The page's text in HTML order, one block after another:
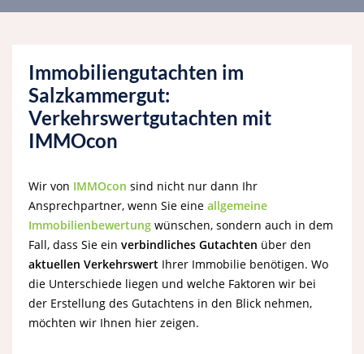
Immobiliengutachten im
Salzkammergut:
Verkehrswertgutachten mit
IMMOcon
Wir von IMMOcon sind nicht nur dann Ihr
Ansprechpartner, wenn Sie eine allgemeine
Immobilienbewertung wünschen, sondern auch in dem
Fall, dass Sie ein verbindliches Gutachten über den
aktuellen Verkehrswert Ihrer Immobilie benötigen. Wo
die Unterschiede liegen und welche Faktoren wir bei
der Erstellung des Gutachtens in den Blick nehmen,
möchten wir Ihnen hier zeigen.